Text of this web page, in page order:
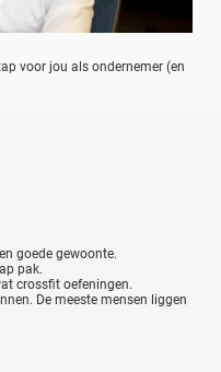
voor jou als ondernemer (en
goede gewoonte.
pak.
crossfit oefeningen.
De meeste mensen liggen